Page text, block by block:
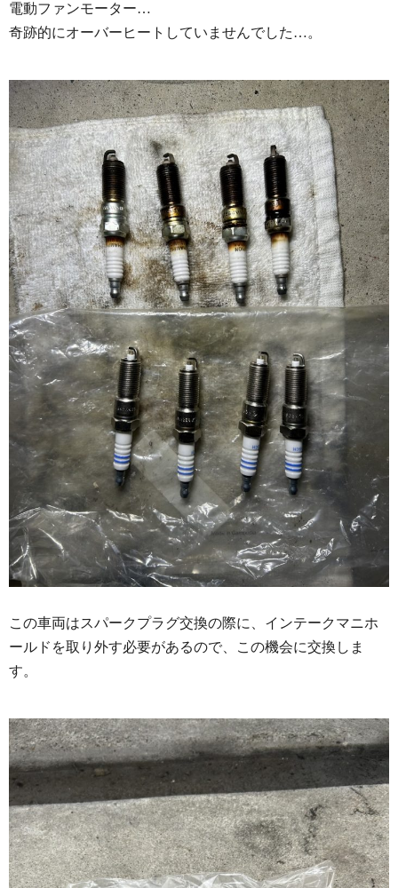
電動ファンモーター…
奇跡的にオーバーヒートしていませんでした…。
この車両はスパークプラグ交換の際に、インテークマニホ
ールドを取り外す必要があるので、この機会に交換しま
す。